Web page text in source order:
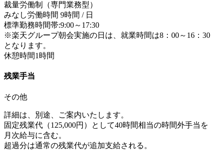
裁量労働制（専門業務型）
みなし労働時間 9時間 / 日
標準勤務時間帯:9:00～17:30
※楽天グループ朝会実施の日は、就業時間は8：00～16：30
となります。
休憩時間1時間
残業手当
その他
詳細は、別途、ご案内いたします。
固定残業代（125,000円）として40時間相当の時間外手当を
月次給与に含む。
超過分は通常の残業代が追加支給される。